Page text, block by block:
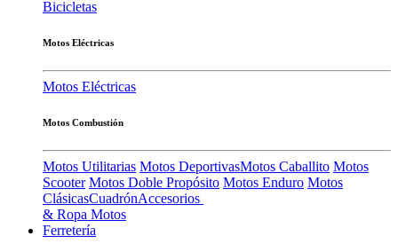
Bicicletas
Motos Eléctricas
Motos Eléctricas
Motos Combustión
Motos Utilitarias Motos DeportivasMotos Caballito Motos
Scooter Motos Doble Propósito Motos Enduro Motos
ClásicasCuadrónAccesorios
& Ropa Motos
Ferretería